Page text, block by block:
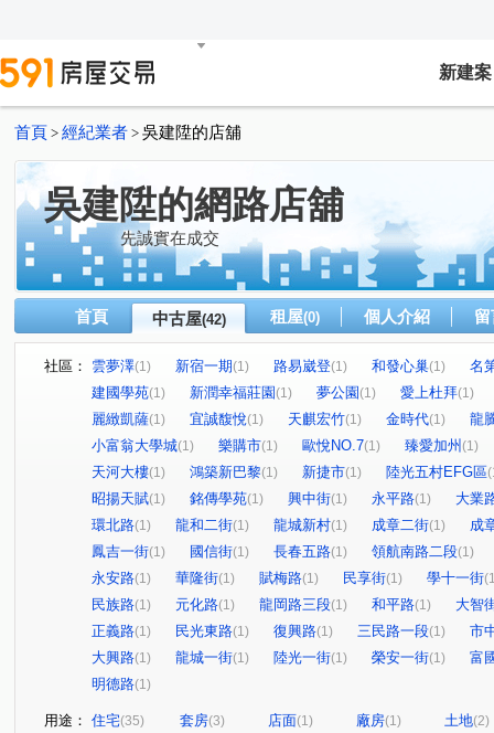
新建案
首頁 > 經紀業者 > 吳建陞的店舖
吳建陞的網路店舖
先誠實在成交
首頁 中古屋(42) 租屋(0) 個人介紹
社區： 雲夢澤(1) 新宿一期(1) 路易崴登(1) 和發心巢(1)
名
建國學苑(1) 新潤幸福莊園(1) 夢公園(1) 愛上杜拜(1)
麗緻凱薩(1) 宜誠馥悅(1) 天麒宏竹(1) 金時代(1)
龍
小富翁大學城(1) 樂購市(1) 歐悅NO.7(1) 臻愛加州 (1)
天河大樓(1) 鴻築新巴黎(1) 新捷市(1) 陸光五村EFG區
昭揚天賦(1) 銘傳學苑(1) 興中街(1) 永平路(1)
大業
環北路(1) 龍和二街(1) 龍城新村(1) 成章二街(1)
成
鳳吉一街(1) 國信街(1) 長春五路(1) 領航南路二段(1)
永安路(1) 華隆街(1) 賦梅路(1) 民享街(1) 學十一街
民族路(1) 元化路(1) 龍岡路三段(1) 和平路(1)
大智
正義路(1) 民光東路(1) 復興路(1) 三民路一段(1)
市
大興路(1) 龍城一街(1) 陸光一街(1) 榮安一街(1)
富
明德路(1)
用途： 住宅(35) 套房(3) 店面(1) 廠房(1) 土地(2)